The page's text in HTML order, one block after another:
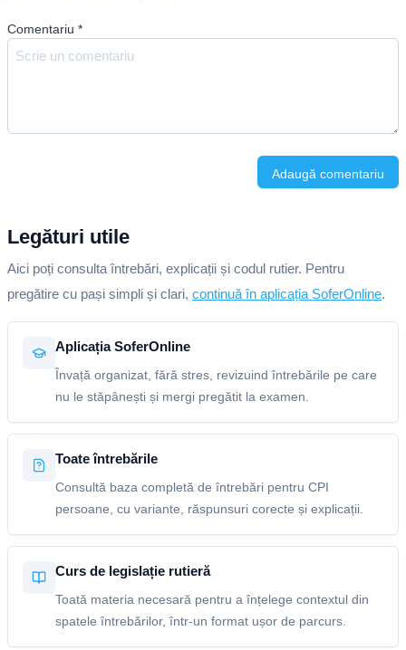
Comentariu *
Adaugă comentariu
Legături utile
Aici poți consulta întrebări, explicații și codul rutier. Pentru
pregătire cu pași simpli și clari, continuă în aplicația SoferOnline.
Aplicația SoferOnline
Învață organizat, fără stres, revizuind întrebările pe care
nu le stăpânești și mergi pregătit la examen.
Toate întrebările
Consultă baza completă de întrebări pentru CPI
persoane, cu variante, răspunsuri corecte și explicații.
Curs de legislație rutieră
Toată materia necesară pentru a înțelege contextul din
spatele întrebărilor, într-un format ușor de parcurs.